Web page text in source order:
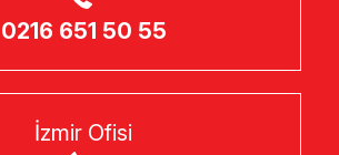
0216 651 50 55
İzmir Ofisi